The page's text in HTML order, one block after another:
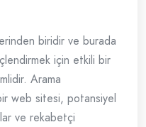
biridir ve burada
için etkili bir
Arama
web sitesi, potansiyel
ve rekabetçi